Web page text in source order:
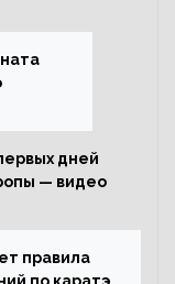
дней
— видео
правила